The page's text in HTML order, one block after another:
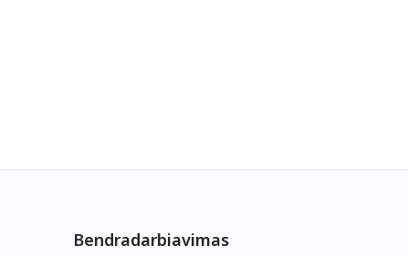
Bendradarbiavimas